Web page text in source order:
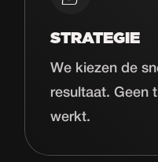
STRATEGIE
We kiezen de
resultaat. Geen
werkt.